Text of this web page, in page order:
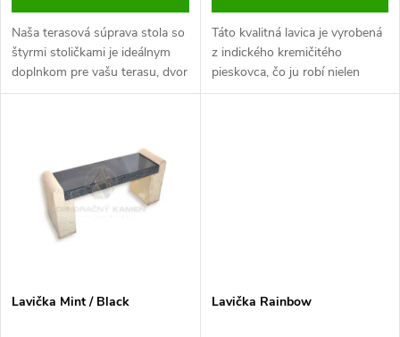
Naša terasová súprava stola so
štyrmi stoličkami je ideálnym
doplnkom pre vašu terasu, dvor
alebo záhradu. S jej elegantným
medzi štýlom a funkčnosťou.
Táto kvalitná lavica je vyrobená
z indického kremičitého
pieskovca, čo ju robí nielen
krásnym doplnkom vášho
Lavička Mint / Black Lavička Rainbow